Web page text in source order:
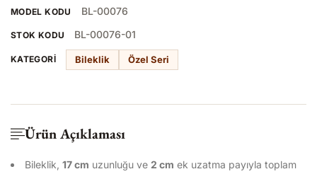
MODEL KODU BL-00076
STOK KODU BL-00076-01
KATEGORI Bileklik Özel Seri
Ürün Açıklaması
Bileklik, 17 cm uzunluğu ve 2 cm ek uzatma payıyla toplam